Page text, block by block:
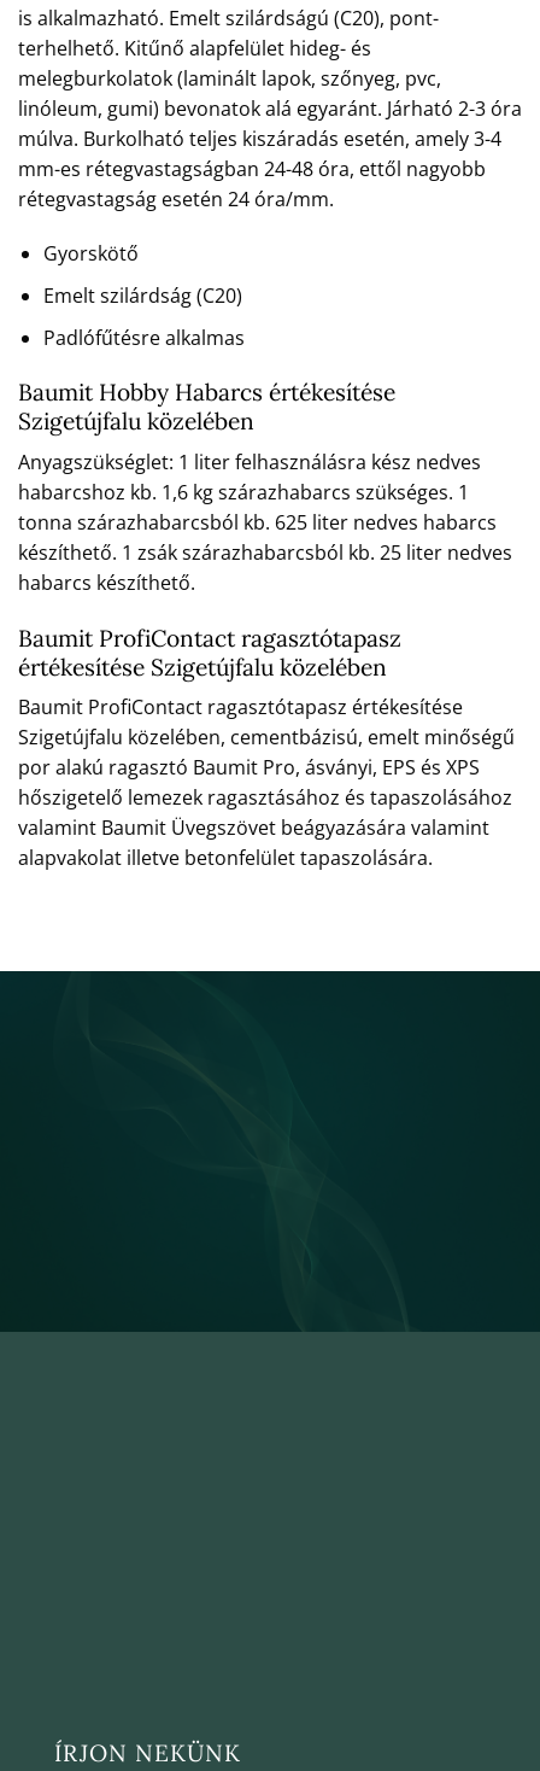
is alkalmazható. Emelt szilárdságú (C20), pont-
terhelhető. Kitűnő alapfelület hideg- és
melegburkolatok (laminált lapok, szőnyeg, pvc,
linóleum, gumi) bevonatok alá egyaránt. Járható 2-3 óra
múlva. Burkolható teljes kiszáradás esetén, amely 3-4
mm-es rétegvastagságban 24-48 óra, ettől nagyobb
rétegvastagság esetén 24 óra/mm.
Gyorskötő
Emelt szilárdság (C20)
Padlófűtésre alkalmas
Baumit Hobby Habarcs értékesítése
Szigetújfalu közelében
Anyagszükséglet: 1 liter felhasználásra kész nedves
habarcshoz kb. 1,6 kg szárazhabarcs szükséges. 1
tonna szárazhabarcsból kb. 625 liter nedves habarcs
készíthető. 1 zsák szárazhabarcsból kb. 25 liter nedves
habarcs készíthető.
Baumit ProfiContact ragasztótapasz
értékesítése Szigetújfalu közelében
Baumit ProfiContact ragasztótapasz értékesítése
Szigetújfalu közelében, cementbázisú, emelt minőségű
por alakú ragasztó Baumit Pro, ásványi, EPS és XPS
hőszigetelő lemezek ragasztásához és tapaszolásához
valamint Baumit Üvegszövet beágyazására valamint
alapvakolat illetve betonfelület tapaszolására.
ÍRJON NEKÜNK